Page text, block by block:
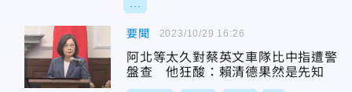
要聞
阿北等太久對蔡英文車隊比中指遭警
盤查 他狂酸：賴清德果然是先知
2023/10/29 16:26